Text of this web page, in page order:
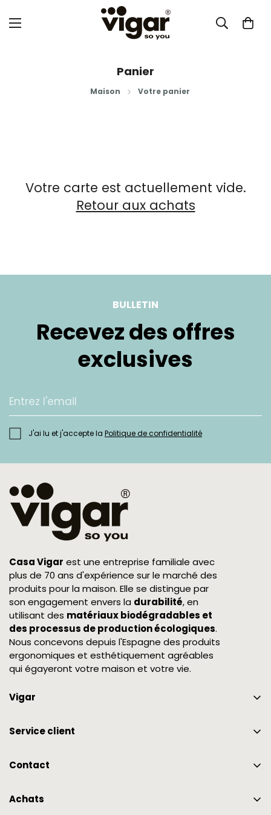
Panier
Maison Votre panier
Votre carte est actuellement vide.
Retour aux achats
BULLETIN
Recevez des offres
exclusives
J'ai lu et j'accepte la Politique de confidentialité
Casa Vigar est une entreprise familiale avec
plus de 70 ans d'expérience sur le marché des
produits pour la maison. Elle se distingue par
son engagement envers la durabilité, en
utilisant des matériaux biodégradables et
des processus de production écologiques.
Nous concevons depuis l'Espagne des produits
ergonomiques et esthétiquement agréables
qui égayeront votre maison et votre vie.
Vigar
Prix
Service client
Mon compte
Contact
Achats